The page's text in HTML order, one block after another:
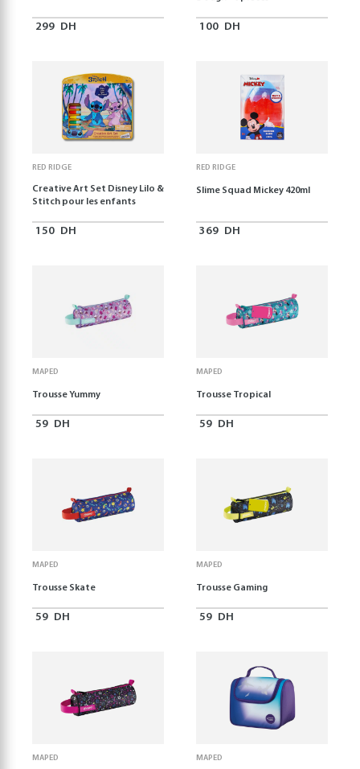
299 DH 100 DH
RED RIDGE
Creative Art Set Disney Lilo &
Stitch pour les enfants
150 DH
RED RIDGE
Slime Squad Mickey 420ml
369 DH
MAPED
Trousse Yummy
59 DH
MAPED
Trousse Tropical
59 DH
MAPED
Trousse Skate
59 DH
MAPED
Trousse Gaming
59 DH
MAPED MAPED